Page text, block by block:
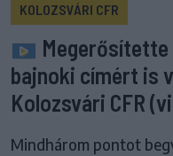
KOLOZSVÁRI CFR
Megerősítette
bajnoki címért is
Kolozsvári CFR
Mindhárom pontot